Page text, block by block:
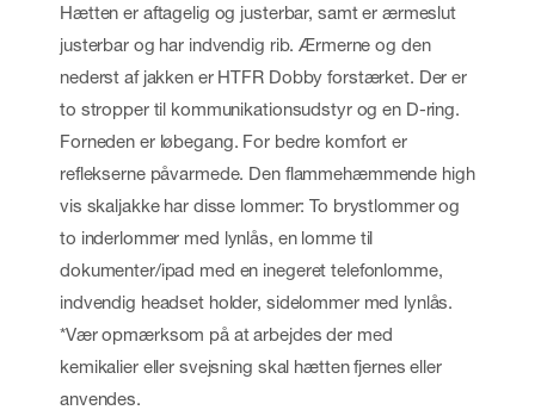
Hætten er aftagelig og justerbar, samt er ærmeslut
justerbar og har indvendig rib. Ærmerne og den
nederst af jakken er HTFR Dobby forstærket. Der er
to stropper til kommunikationsudstyr og en D-ring.
Forneden er løbegang. For bedre komfort er
reflekserne påvarmede. Den flammehæmmende high
vis skaljakke har disse lommer: To brystlommer og
to inderlommer med lynlås, en lomme til
dokumenter/ipad med en inegeret telefonlomme,
indvendig headset holder, sidelommer med lynlås.
*Vær opmærksom på at arbejdes der med
kemikalier eller svejsning skal hætten fjernes eller
anvendes.